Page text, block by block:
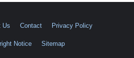
Us Contact Privacy Policy
Notice Sitemap